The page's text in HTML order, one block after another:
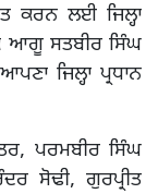
ਕਰਨ ਲਈ ਜਿਲ੍ਹਾ
ਸਤਬੀਰ ਸਿੰਘ
ਜਿਲ੍ਹਾ ਪ੍ਰਧਾਨ
ਪਰਮਬੀਰ ਸਿੰਘ
ਸੋਢੀ, ਗੁਰਪ੍ਰੀਤ